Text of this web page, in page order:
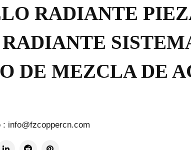
RADIANTE
DE MEZCLA DE
info@fzcoppercn.com